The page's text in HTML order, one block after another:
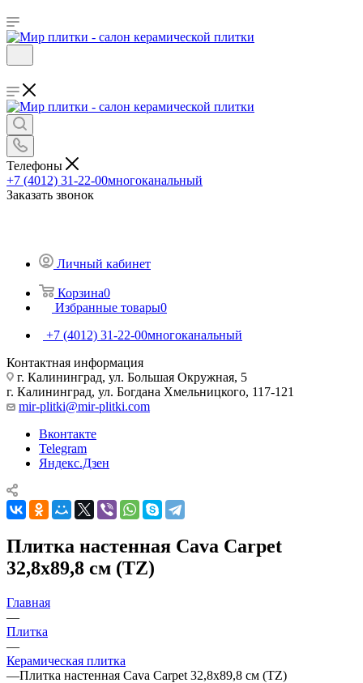
Телефоны
+7 (4012) 31-22-00многоканальный
Заказать звонок
Личный кабинет
Корзина0
Избранные товары0
+7 (4012) 31-22-00многоканальный
Контактная информация
г. Калининград, ул. Большая Окружная, 5
г. Калининград, ул. Богдана Хмельницкого, 117-121
mir-plitki@mir-plitki.com
Вконтакте
Telegram
Яндекс.Дзен
Плитка настенная Cava Carpet
32,8x89,8 см (TZ)
Главная
—
Плитка
—
Керамическая плитка
—Плитка настенная Cava Carpet 32,8x89,8 см (TZ)